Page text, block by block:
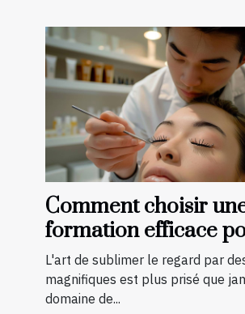
Comment choisir
formation efficace
devenir technicienne
certifiée
L'art de sublimer le regard par
magnifiques est plus prisé que
domaine de...